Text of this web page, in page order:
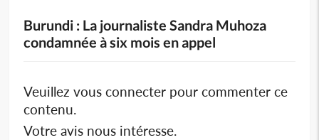
Burundi : La journaliste Sandra Muhoza
condamnée à six mois en appel
Veuillez vous connecter pour commenter ce
contenu.
Votre avis nous intéresse.